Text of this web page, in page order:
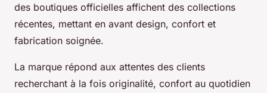
des boutiques officielles affichent des collections
récentes, mettant en avant design, confort et
fabrication soignée.
La marque répond aux attentes des clients
recherchant à la fois originalité, confort au quotidien